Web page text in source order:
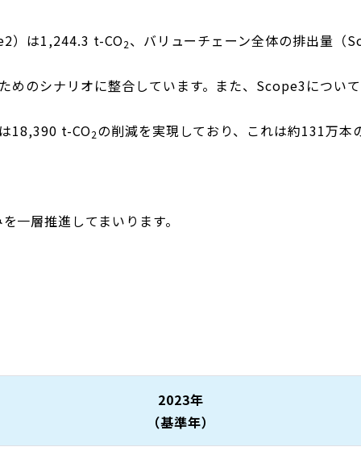
）は1,244.3 t-CO2、バリューチェーン全体の排出量（
シナリオに整合しています。また、Scope3につ
18,390 t-CO2の削減を実現しており、これは約131万
一層推進してまいります。
2023年
（基準年）